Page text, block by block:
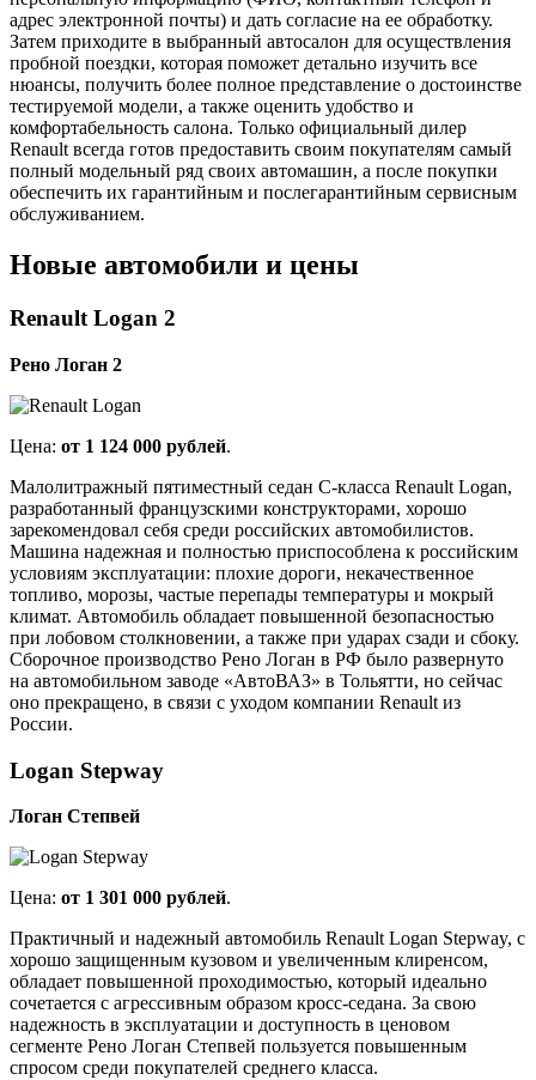
адрес электронной почты) и дать согласие на ее обработку.
Затем приходите в выбранный автосалон для осуществления
пробной поездки, которая поможет детально изучить все
нюансы, получить более полное представление о достоинстве
тестируемой модели, а также оценить удобство и
комфортабельность салона. Только официальный дилер
Renault всегда готов предоставить своим покупателям самый
полный модельный ряд своих автомашин, а после покупки
обеспечить их гарантийным и послегарантийным сервисным
обслуживанием.
Новые автомобили и цены
Renault Logan 2
Рено Логан 2
Цена: от 1 124 000 рублей.
Малолитражный пятиместный седан C-класса Renault Logan,
разработанный французскими конструкторами, хорошо
зарекомендовал себя среди российских автомобилистов.
Машина надежная и полностью приспособлена к российским
условиям эксплуатации: плохие дороги, некачественное
топливо, морозы, частые перепады температуры и мокрый
климат. Автомобиль обладает повышенной безопасностью
при лобовом столкновении, а также при ударах сзади и сбоку.
Сборочное производство Рено Логан в РФ было развернуто
на автомобильном заводе «АвтоВАЗ» в Тольятти, но сейчас
оно прекращено, в связи с уходом компании Renault из
России.
Logan Stepway
Логан Степвей
Цена: от 1 301 000 рублей.
Практичный и надежный автомобиль Renault Logan Stepway, с
хорошо защищенным кузовом и увеличенным клиренсом,
обладает повышенной проходимостью, который идеально
сочетается с агрессивным образом кросс-седана. За свою
надежность в эксплуатации и доступность в ценовом
сегменте Рено Логан Степвей пользуется повышенным
спросом среди покупателей среднего класса.